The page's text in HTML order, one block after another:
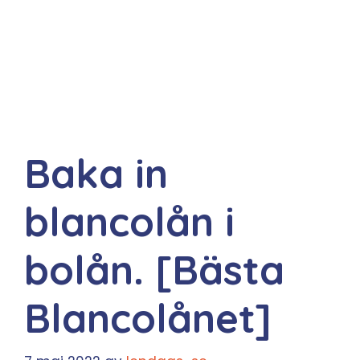
Baka in
blancolån i
bolån. [Bästa
Blancolånet]